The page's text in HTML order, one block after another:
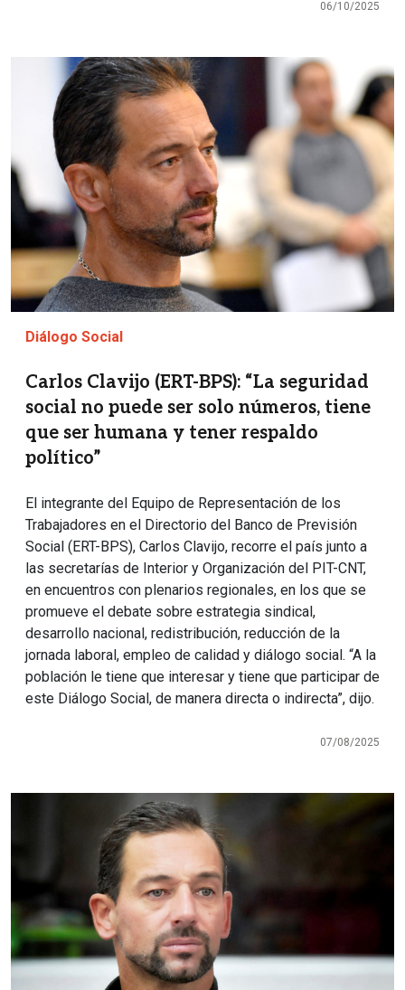
06/10/2025
Imagen
Diálogo Social
Carlos Clavijo (ERT-BPS): “La seguridad
social no puede ser solo números, tiene
que ser humana y tener respaldo
político”
El integrante del Equipo de Representación de los
Trabajadores en el Directorio del Banco de Previsión
Social (ERT-BPS), Carlos Clavijo, recorre el país junto a
las secretarías de Interior y Organización del PIT-CNT,
en encuentros con plenarios regionales, en los que se
promueve el debate sobre estrategia sindical,
desarrollo nacional, redistribución, reducción de la
jornada laboral, empleo de calidad y diálogo social. “A la
población le tiene que interesar y tiene que participar de
este Diálogo Social, de manera directa o indirecta”, dijo.
07/08/2025